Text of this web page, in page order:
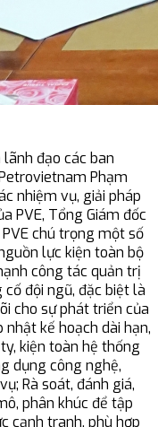
đạo các ban
Phạm
nhiệm vụ, giải pháp
PVE, Tổng Giám đốc
chú trọng một số
lực kiện toàn bộ
công tác quản trị
đội ngũ, đặc biệt là
cho sự phát triển của
nhật kế hoạch dài hạn,
kiện toàn hệ thống
dụng công nghệ,
Rà soát, đánh giá,
phân khúc để tập
cạnh tranh, phù hợp